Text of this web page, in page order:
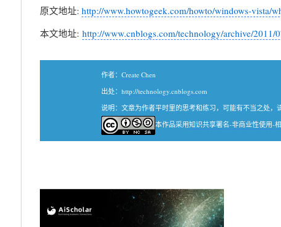
原文地址: http://www.howtogeek.com/howto/windows-vista/
本文地址: http://www.cnblogs.com/technology/archive/2011/
作者： Create Chen
出处： http://technology.cnblogs.com
说明：文章为作者平时里的思考和练习，可能有不当之处，
本作品采用知识共享署名-非商业性使用-